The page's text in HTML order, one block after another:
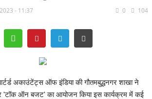
- 11:37 0 104
अकाउंटेंट्स ऑफ इंडिया की गौतमबुद्धनगर शाखा ने
ऑन बजट' का आयोजन किया इस कार्यक्रम में कई